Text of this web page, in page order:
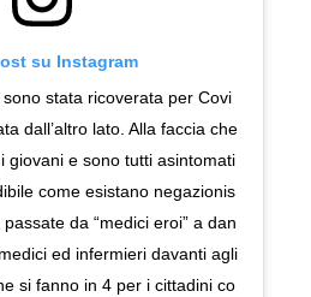
su Instagram
stata ricoverata per Covi
dall’altro lato. Alla faccia che
giovani e sono tutti asintomati
come esistano negazionis
da “medici eroi” a dan
ed infermieri davanti agli
si fanno in 4 per i cittadini co